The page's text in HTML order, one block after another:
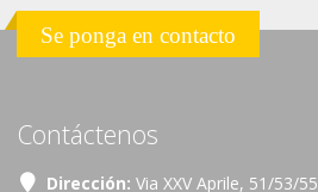
Se ponga en contacto
Contáctenos
Dirección: Via XXV Aprile, 51/53/55